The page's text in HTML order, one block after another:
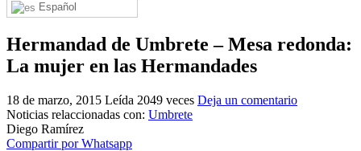
Español
Hermandad de Umbrete – Mesa redonda:
La mujer en las Hermandades
18 de marzo, 2015 Leída 2049 veces Deja un comentario
Noticias relaccionadas con: Umbrete
Diego Ramírez
Compartir por Whatsapp
¿Cuales son los actos principales que se celebran en el
Quiero hacer el camino,¿que tengo que hacer?
En el Rocío, ¿dónde me alojo?